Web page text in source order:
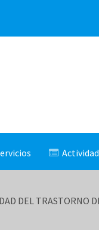
DEL TRASTORNO